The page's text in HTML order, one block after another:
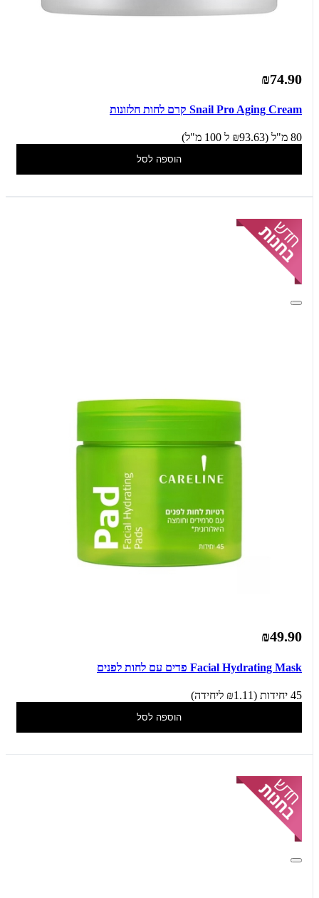
₪74.90
Snail Pro Aging Cream קרם לחות חלזונות
80 מ"ל (₪93.63 ל 100 מ"ל)
הוספה לסל
₪49.90
Facial Hydrating Mask פדים עם לחות לפנים
45 יחידות (₪1.11 ליחידה)
הוספה לסל